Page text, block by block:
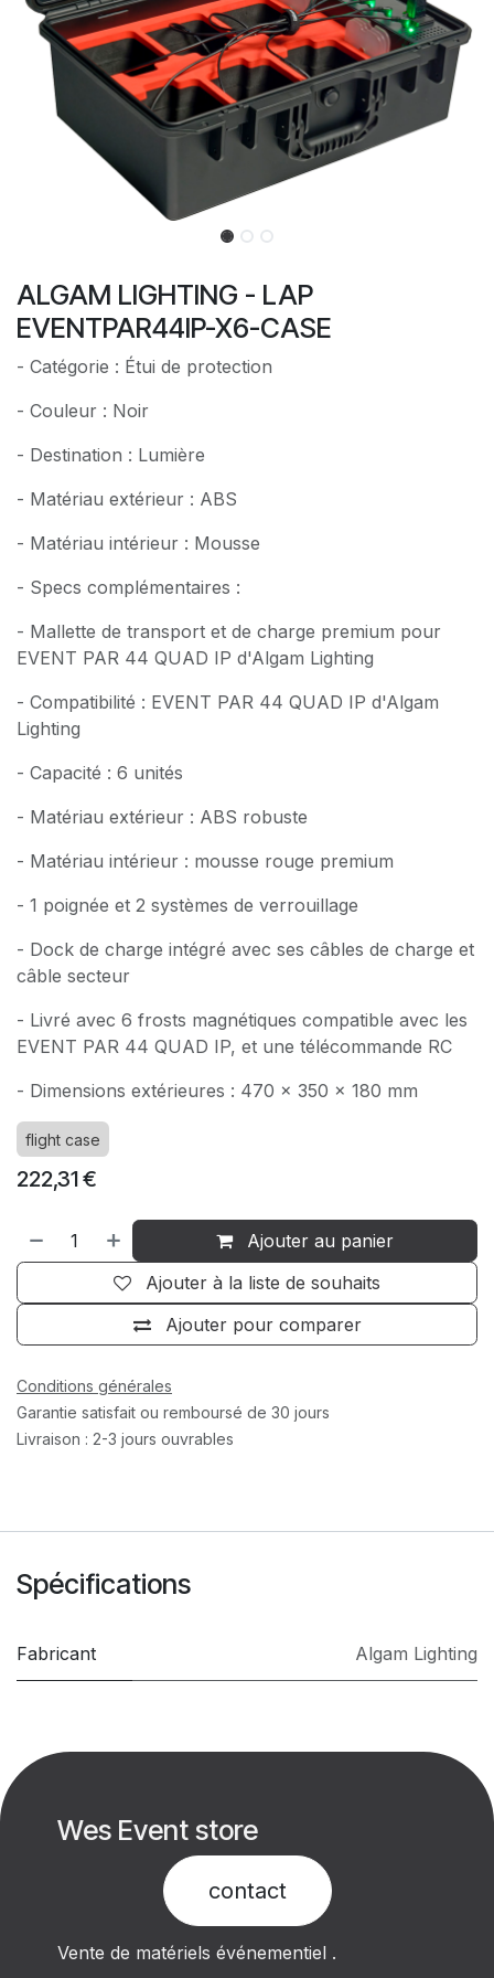
ALGAM LIGHTING - LAP
EVENTPAR44IP-X6-CASE
- Catégorie : Étui de protection
- Couleur : Noir
- Destination : Lumière
- Matériau extérieur : ABS
- Matériau intérieur : Mousse
- Specs complémentaires :
- Mallette de transport et de charge premium pour
EVENT PAR 44 QUAD IP d'Algam Lighting
- Compatibilité : EVENT PAR 44 QUAD IP d'Algam
Lighting
- Capacité : 6 unités
- Matériau extérieur : ABS robuste
- Matériau intérieur : mousse rouge premium
- 1 poignée et 2 systèmes de verrouillage
- Dock de charge intégré avec ses câbles de charge et
câble secteur
- Livré avec 6 frosts magnétiques compatible avec les
EVENT PAR 44 QUAD IP, et une télécommande RC
- Dimensions extérieures : 470 x 350 x 180 mm
flight case
222,31€
Ajouter au panier
Ajouter pour comparer
Ajouter à la liste de souhaits
Conditions générales
Garantie satisfait ou remboursé de 30 jours
Livraison : 2-3 jours ouvrables
Spécifications
Fabricant Algam Lighting
Wes Event store
contact​
Vente de matériels événementiel .